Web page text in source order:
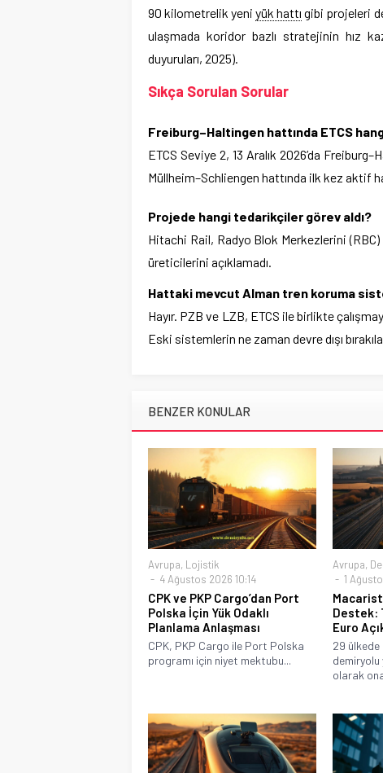
90 kilometrelik yeniyük hattı gibi projeleri
ulaşmada koridor bazlı stratejinin hız
duyuruları, 2025).
Sıkça Sorulan Sorular
Freiburg–Haltingen hattında ETCS
ETCS Seviye 2, 13 Aralık 2026’da
Müllheim–Schliengen hattında ilk kez aktif
Projede hangi tedarikçiler görev aldı?
Hitachi Rail, Radyo Blok Merkezlerini
üreticilerini açıklamadı.
Hattaki mevcut Alman tren koruma
Hayır. PZB ve LZB, ETCS ile birlikte
Eski sistemlerin ne zaman devre dışı
BENZER KONULAR
Avrupa, Lojistik
4 Ağustos 2026 10:14
CPK ve PKP Cargo’dan Port
Polska İçin Yük Odaklı
Planlama Anlaşması
CPK, PKP Cargo ile Port Polska
programı için niyet mektubu...
Avrupa,
1
Destek:
Euro
29 ülkede
demiryolu
olarak